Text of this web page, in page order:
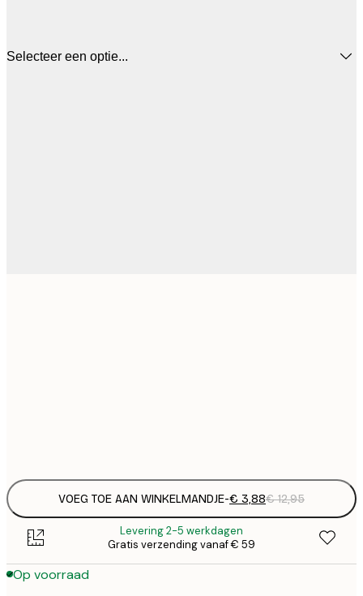
Selecteer een optie...
VOEG TOE AAN WINKELMANDJE-€ 3,88€ 12,95
Levering 2-5 werkdagen
Gratis verzending vanaf € 59
Op voorraad